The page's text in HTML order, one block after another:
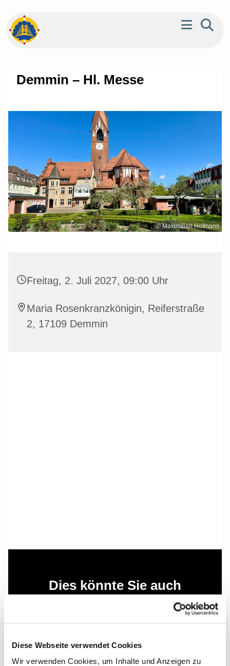
Diese Webseite verwendet Cookies
Wir verwenden Cookies, um Inhalte und Anzeigen zu
Demmin – Hl. Messe
© Maximilian Hofmann
Freitag, 2. Juli 2027, 09:00 Uhr
Maria Rosenkranzkönigin, Reiferstraße
2, 17109 Demmin
Dies könnte Sie auch
interessieren